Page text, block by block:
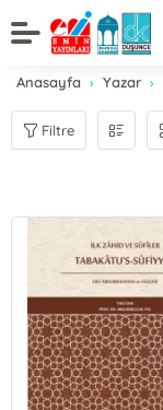
Anasayfa Yazar
Filtre